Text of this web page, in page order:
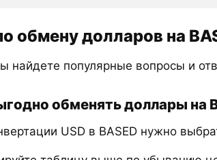
обмену долларов на
найдете популярные вопросы и
обменять доллары на
USD в BASED нужно